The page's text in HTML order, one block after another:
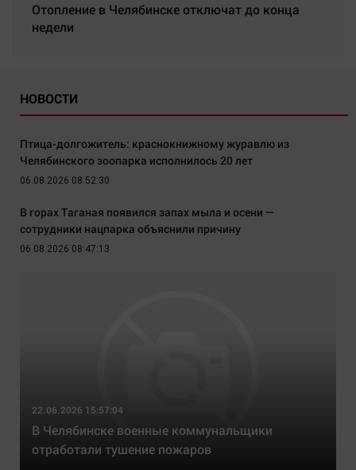
Отопление в Челябинске отключат до конца
недели
НОВОСТИ
Птица-долгожитель: краснокнижному журавлю из
Челябинского зоопарка исполнилось 20 лет
06.08.2026 08:52:30
В горах Таганая появился запах мыла и осени —
сотрудники нацпарка объяснили причину
06.08.2026 08:47:13
22.06.2026 15:57:04
В Челябинске военные коммунальщики
отработали тушение пожаров